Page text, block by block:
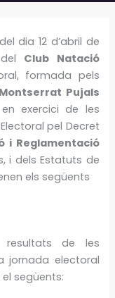
dia 12 d’abril de
Club Natació
formada pels
Montserrat Pujals
exercici de les
pel Decret
i Reglamentació
i dels Estatuts de
els següents
resultats de les
jornada electoral
següents: